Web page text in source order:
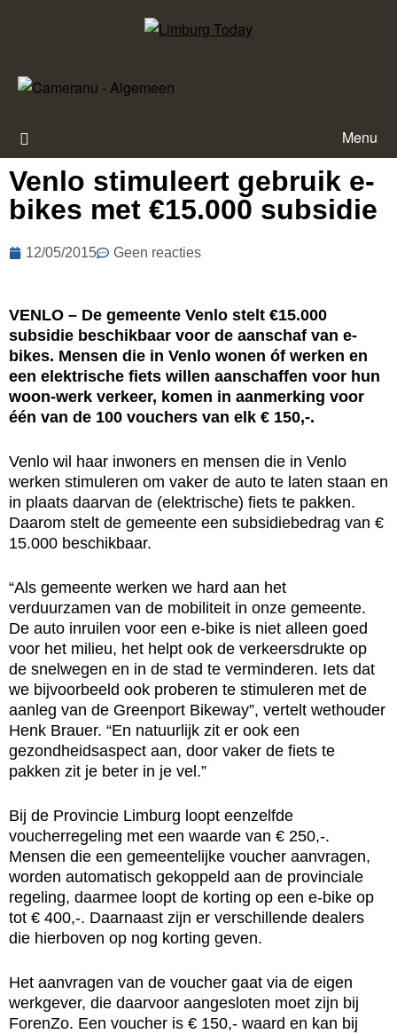
Menu
Venlo stimuleert gebruik e-
bikes met €15.000 subsidie
12/05/2015 Geen reacties
VENLO – De gemeente Venlo stelt €15.000
subsidie beschikbaar voor de aanschaf van e-
bikes. Mensen die in Venlo wonen óf werken en
een elektrische fiets willen aanschaffen voor hun
woon-werk verkeer, komen in aanmerking voor
één van de 100 vouchers van elk € 150,-.
Venlo wil haar inwoners en mensen die in Venlo
werken stimuleren om vaker de auto te laten staan en
in plaats daarvan de (elektrische) fiets te pakken.
Daarom stelt de gemeente een subsidiebedrag van €
15.000 beschikbaar.
“Als gemeente werken we hard aan het
verduurzamen van de mobiliteit in onze gemeente.
De auto inruilen voor een e-bike is niet alleen goed
voor het milieu, het helpt ook de verkeersdrukte op
de snelwegen en in de stad te verminderen. Iets dat
we bijvoorbeeld ook proberen te stimuleren met de
aanleg van de Greenport Bikeway”, vertelt wethouder
Henk Brauer. “En natuurlijk zit er ook een
gezondheidsaspect aan, door vaker de fiets te
pakken zit je beter in je vel.”
Bij de Provincie Limburg loopt eenzelfde
voucherregeling met een waarde van € 250,-.
Mensen die een gemeentelijke voucher aanvragen,
worden automatisch gekoppeld aan de provinciale
regeling, daarmee loopt de korting op een e-bike op
tot € 400,-. Daarnaast zijn er verschillende dealers
die hierboven op nog korting geven.
Het aanvragen van de voucher gaat via de eigen
werkgever, die daarvoor aangesloten moet zijn bij
ForenZo. Een voucher is € 150,- waard en kan bij